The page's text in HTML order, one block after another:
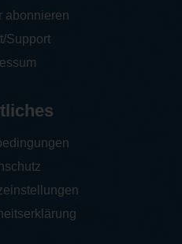
abonnieren
Support